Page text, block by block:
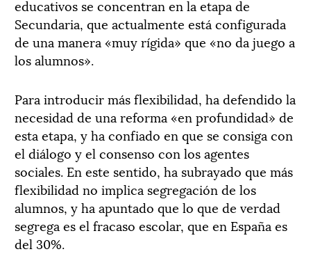
educativos se concentran en la etapa de
Secundaria, que actualmente está configurada
de una manera «muy rígida» que «no da juego a
los alumnos».
Para introducir más flexibilidad, ha defendido la
necesidad de una reforma «en profundidad» de
esta etapa, y ha confiado en que se consiga con
el diálogo y el consenso con los agentes
sociales. En este sentido, ha subrayado que más
flexibilidad no implica segregación de los
alumnos, y ha apuntado que lo que de verdad
segrega es el fracaso escolar, que en España es
del 30%.